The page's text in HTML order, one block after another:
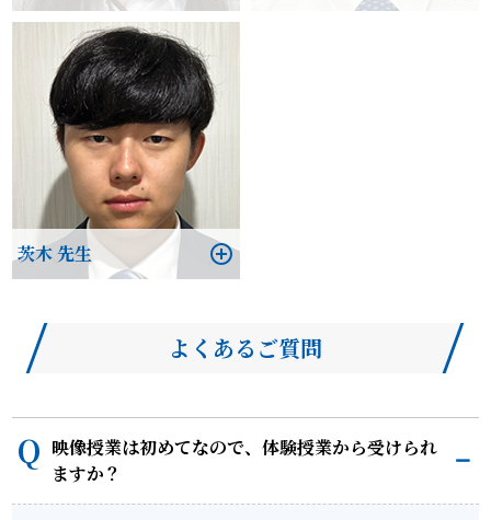
茨木 先生
よくあるご質問
映像授業は初めてなので、体験授業から受けられ
ますか？